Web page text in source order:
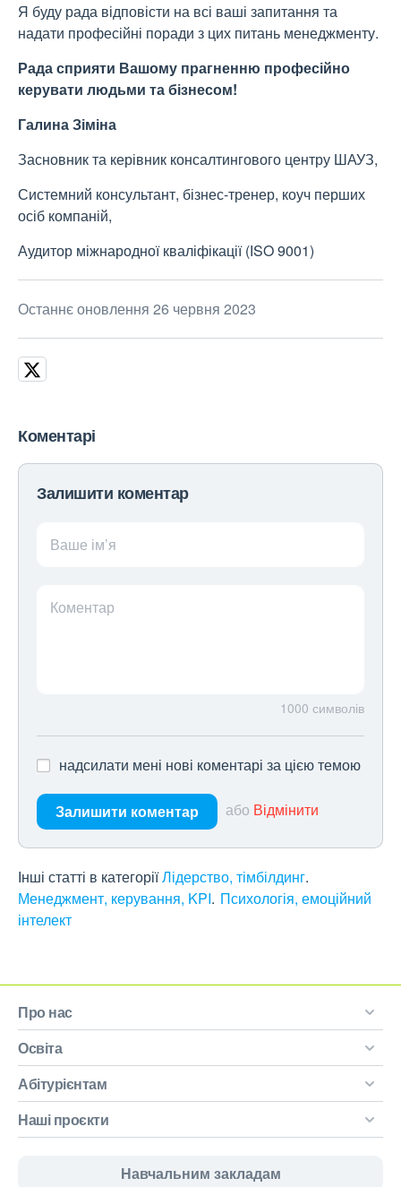
Я буду рада відповісти на всі ваші запитання та
надати професійні поради з цих питань менеджменту.
Рада сприяти Вашому прагненню професійно
керувати людьми та бізнесом!
Галина Зіміна
Засновник та керівник консалтингового центру ШАУЗ,
Системний консультант, бізнес-тренер, коуч перших
осіб компаній,
Аудитор міжнародної кваліфікації (ІSO 9001)
Останнє оновлення 26 червня 2023
Коментарі
Залишити коментар
Ваше ім’я
Коментар
1000 символів
надсилати мені нові коментарі за цією темою
Залишити коментар або Відмінити
Інші статті в категоріїЛідерство, тімбілдинг
Менеджмент, керування, KPI Психологія, емоційний
інтелект
Про нас
Освіта
Абітурієнтам
Наші проєкти
Навчальним закладам